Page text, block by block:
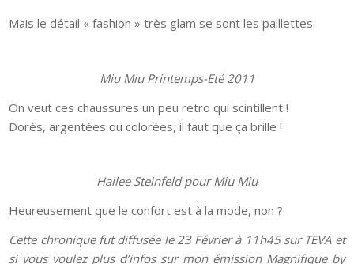
Mais le détail « fashion » très glam se sont les paillettes.
Miu Miu Printemps-Eté 2011
On veut ces chaussures un peu retro qui scintillent !
Dorés, argentées ou colorées, il faut que ça brille !
Hailee Steinfeld pour Miu Miu
Heureusement que le confort est à la mode, non ?
Cette chronique fut diffusée le 23 Février à 11h45 sur TEVA et
si vous voulez plus d’infos sur mon émission Magnifique by